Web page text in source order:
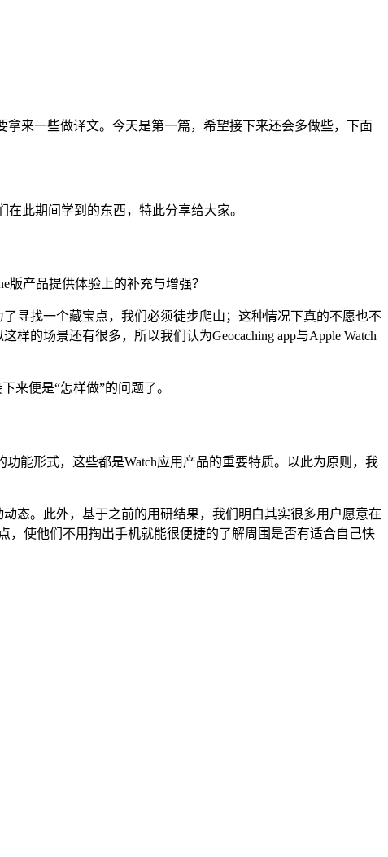
来一些做译文。今天是第一篇，希望接下来还会多做些，下面
此期间学到的东西，特此分享给大家。
版产品提供体验上的补充与增强？
寻找一个藏宝点，我们必须徒步爬山；这种情况下真的不愿也不
的场景还有很多，所以我们认为Geocaching app与Apple Watch
来便是“怎样做”的问题了。
能形式，这些都是Watch应用产品的重要特质。以此为原则，我
态。此外，基于之前的用研结果，我们明白其实很多用户愿意在
，使他们不用掏出手机就能很便捷的了解周围是否有适合自己快